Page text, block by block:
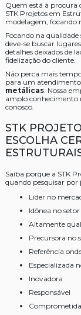
Quem está à procura
STK Projetos em
modelagem, focando
Focando na qualidade
deve-se buscar
detalhes deixados de
fidelização do cliente.
Não perca mais
para um
metálicas. Nossa
amplo conhecimento
conosco.
STK
ESCOLHA
Saiba porque a STK
quando pesquisar por
líder no
idônea no setor
altamente
precursora no
referência
especializada
inovadora
responsável